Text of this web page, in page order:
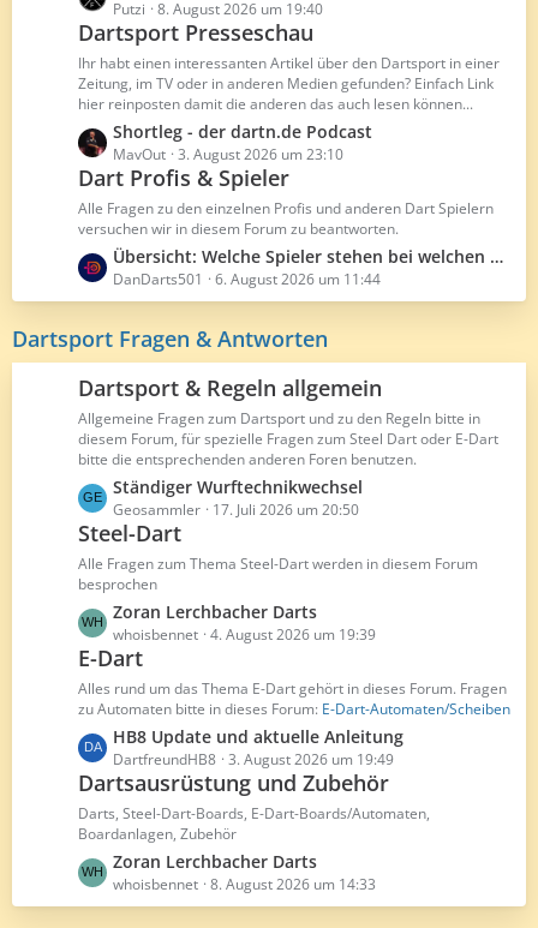
e
B
e
i
t
r
ä
g
e
e
t
z
t
e
B
e
i
t
r
ä
g
e
Putzi 8. August 2026 um 19:40
Dartsport Presseschau
Ihr habt einen interessanten Artikel über den Dartsport in einer
Zeitung, im TV oder in anderen Medien gefunden? Einfach Link
hier reinposten damit die anderen das auch lesen können...
L
e
t
z
t
e
B
e
t
ä
g
e
Shortleg - der dartn.de Podcast
MavOut 3. August 2026 um 23:10
Dart Profis & Spieler
Alle Fragen zu den einzelnen Profis und anderen Dart Spielern
versuchen wir in diesem Forum zu beantworten.
L
e
t
t
e
B
e
i
t
r
ä
g
e
Übersicht: Welche Spieler stehen bei welchen Herstellern unter Vertrag
DanDarts501 6. August 2026 um 11:44
Dartsport Fragen & Antworten
Dartsport & Regeln allgemein
Allgemeine Fragen zum Dartsport und zu den Regeln bitte in
diesem Forum, für spezielle Fragen zum Steel Dart oder E-Dart
bitte die entsprechenden anderen Foren benutzen.
L
e
t
z
t
e
B
e
i
t
ä
g
e
Ständiger Wurftechnikwechsel
Geosammler 17. Juli 2026 um 20:50
Steel-Dart
Alle Fragen zum Thema Steel-Dart werden in diesem Forum
besprochen
L
e
t
z
t
e
B
e
i
t
ä
Zoran Lerchbacher Darts
whoisbennet 4. August 2026 um 19:39
E-Dart
Alles rund um das Thema E-Dart gehört in dieses Forum. Fragen
zu Automaten bitte in dieses Forum: E-Dart-Automaten/Scheiben
L
e
t
z
t
e
B
e
HB8 Update und aktuelle Anleitung
DartfreundHB8 3. August 2026 um 19:49
Dartsausrüstung und Zubehör
Darts, Steel-Dart-Boards, E-Dart-Boards/Automaten,
Boardanlagen, Zubehör
L
e
t
Zoran Lerchbacher Darts
whoisbennet 8. August 2026 um 14:33